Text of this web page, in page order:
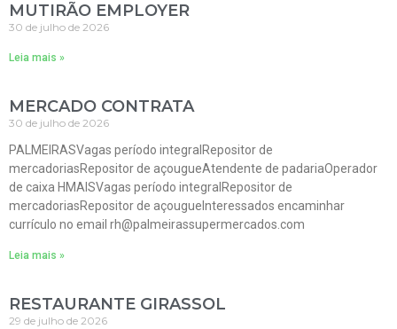
MUTIRÃO EMPLOYER
30 de julho de 2026
Leia mais »
MERCADO CONTRATA
30 de julho de 2026
PALMEIRASVagas período integralRepositor de
mercadoriasRepositor de açougueAtendente de padariaOperador
de caixa HMAISVagas período integralRepositor de
mercadoriasRepositor de açougueInteressados encaminhar
currículo no email rh@palmeirassupermercados.com
Leia mais »
RESTAURANTE GIRASSOL
29 de julho de 2026